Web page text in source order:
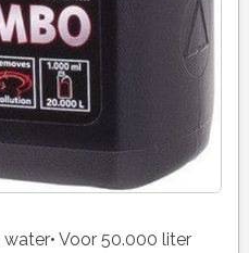
Voor 50.000 liter